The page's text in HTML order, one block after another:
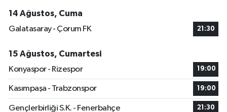
14 Ağustos, Cuma
Galatasaray - Çorum FK
21:30
15 Ağustos, Cumartesi
Konyaspor - Rizespor
19:00
Kasımpaşa - Trabzonspor 19:00
Gençlerbirliği S.K. - Fenerbahçe 21:30